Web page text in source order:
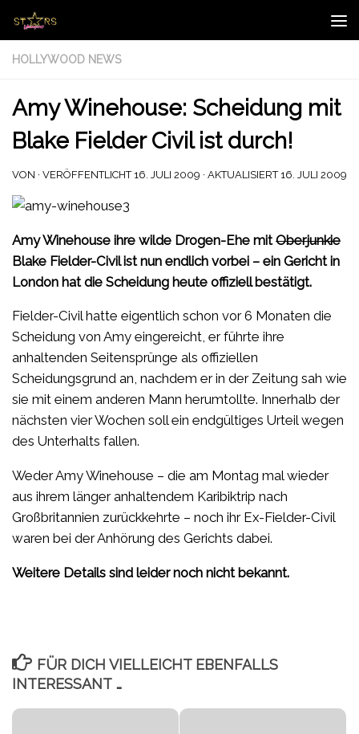
Zum Inhalt springen
HOLLYWOOD NEWS
Amy Winehouse: Scheidung mit
Blake Fielder Civil ist durch!
VON · VERÖFFENTLICHT 16. JULI 2009 · AKTUALISIERT 16. JULI 2009
Amy Winehouse ihre wilde Drogen-Ehe mitOberjunkie
Blake Fielder-Civil ist nun endlich vorbei – ein Gericht in
London hat die Scheidung heute offiziell bestätigt.
Fielder-Civil hatte eigentlich schon vor 6 Monaten die
Scheidung von Amy eingereicht, er führte ihre
anhaltenden Seitensprünge als offiziellen
Scheidungsgrund an, nachdem er in der Zeitung sah wie
sie mit einem anderen Mann herumtollte. Innerhalb der
nächsten vier Wochen soll ein endgültiges Urteil wegen
des Unterhalts fallen.
Weder Amy Winehouse – die am Montag mal wieder
aus ihrem länger anhaltendem Karibiktrip nach
Großbritannien zurückkehrte – noch ihr Ex-Fielder-Civil
waren bei der Anhörung des Gerichts dabei.
Weitere Details sind leider noch nicht bekannt.
FÜR DICH VIELLEICHT EBENFALLS
INTERESSANT …